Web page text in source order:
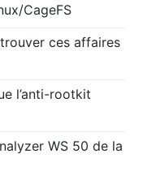
CageFS
ces affaires
l’anti-rootkit
WS 50 de la